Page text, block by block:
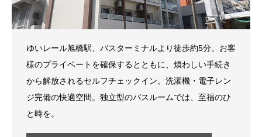
ゆいレール旭橋駅、バスターミナルより徒歩約5分。お客
様のプライベートを確保するとともに、煩わしい手続き
から解放されるセルフチェックイン。洗濯機・電子レン
ジ完備の快適空間。独立型のバスルームでは、至福のひ
と時を。